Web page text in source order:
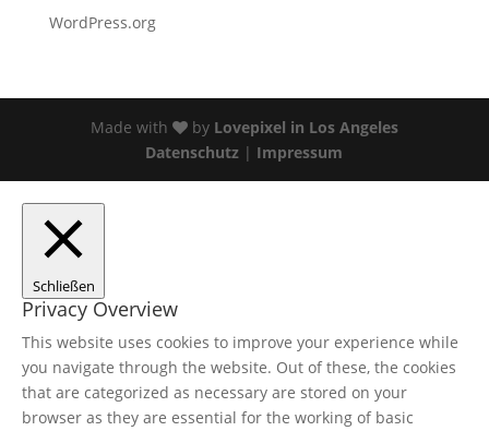
WordPress.org
Made with by Lovepixel in Los Angeles
Datenschutz | Impressum
Schließen
Privacy Overview
This website uses cookies to improve your experience while
you navigate through the website. Out of these, the cookies
that are categorized as necessary are stored on your
browser as they are essential for the working of basic